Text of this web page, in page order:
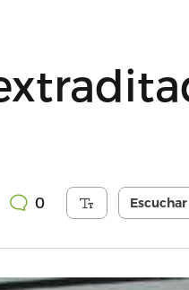
0 Escuchar